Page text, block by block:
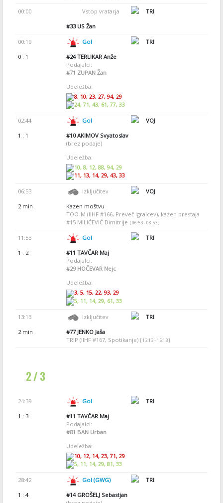
00:00 Vstop vratarja
TRI
#33US Žan
00:19 Gol
TRI
0 : 1
#24TERLIKAR Anže
Podajalci:
#71 ZUPAN Žan
Udeležba:
8, 10, 23, 27, 94, 29
24, 71, 43, 61, 77, 33
02:44 Gol
VOJ
1 : 1
#10AKIMOV Svyatoslav
(brez podaje)
Udeležba:
10, 8, 12, 88, 94, 29
11, 13, 14, 29, 43, 33
06:53 Izključitev
VOJ
2 min
Kazen moštvu
TOO-M (IIHF #166, Preveč igralcev), kazen prestaja
#15 MILIĆEVIĆ Dimitrije [ 06:53 - 08:53 ]
11:53 Gol
TRI
1 : 2
#11 TAVČAR Maj
Podajalci:
#29HOČEVAR Nejc
Udeležba:
3, 5, 15, 22, 93, 29
5, 11, 14, 29, 61, 33
13:13 Izključitev
TRI
2 min
#77JENKO Jaša
TRIP (IIHF #167, Spotikanje) [ 13:13 - 15:13 ]
2 / 3
24:39 Gol
TRI
1 : 3
#11 TAVČAR Maj
Podajalci:
#81 BAN Urban
Udeležba:
10, 12, 14, 23, 71, 29
5, 11, 14, 29, 81, 33
28:42 Gol (GWG)
TRI
1 : 4
#14GROŠELJ Sebastjan